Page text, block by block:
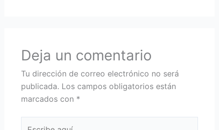
Deja un comentario
Tu dirección de correo electrónico no será
publicada. Los campos obligatorios están
marcados con *